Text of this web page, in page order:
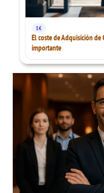
1€
El coste de Adquisición
importante